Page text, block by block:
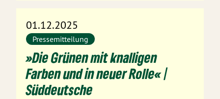
01.12.2025
Pressemitteilung
»Die Grünen mit knalligen
Farben und in neuer Rolle« |
Süddeutsche